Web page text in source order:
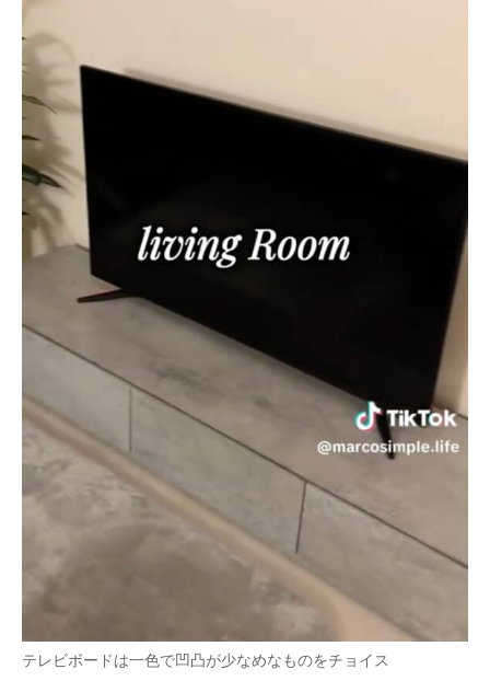
テレビボードは一色で凹凸が少なめなものをチョイス